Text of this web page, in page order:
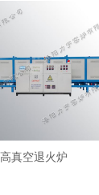
高真空退火炉